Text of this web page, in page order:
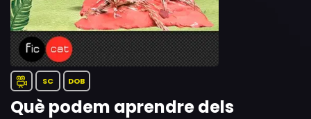
SC DOB
Què podem aprendre dels